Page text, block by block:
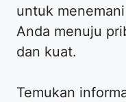
untuk
Anda menuju
dan kuat.
Temukan